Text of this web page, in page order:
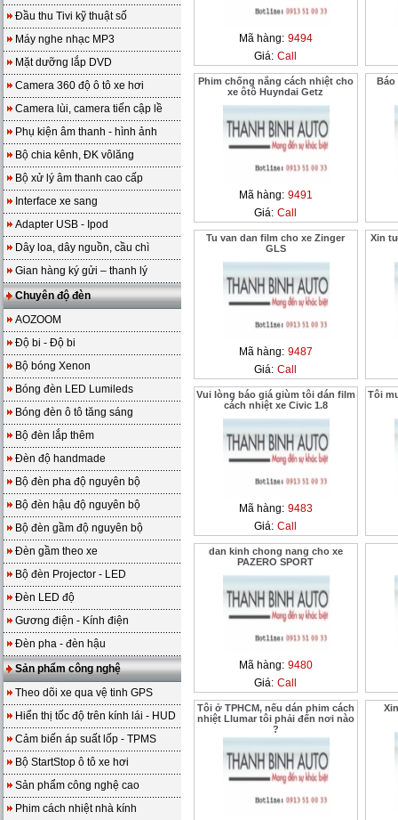
Đầu thu Tivi kỹ thuật số
Máy nghe nhạc MP3
Mặt dưỡng lắp DVD
Camera 360 độ ô tô xe hơi
Camera lùi, camera tiến cập lề
Phụ kiện âm thanh - hình ảnh
Bộ chia kênh, ĐK vôlăng
Bộ xử lý âm thanh cao cấp
Interface xe sang
Adapter USB - Ipod
Dây loa, dây nguồn, cầu chì
Gian hàng ký gửi – thanh lý
Chuyên độ đèn
AOZOOM
Độ bi - Độ bi
Bộ bóng Xenon
Bóng đèn LED Lumileds
Bóng đèn ô tô tăng sáng
Bộ đèn lắp thêm
Đèn độ handmade
Bộ đèn pha độ nguyên bộ
Bộ đèn hậu độ nguyên bộ
Bộ đèn gầm độ nguyên bộ
Đèn gầm theo xe
Bộ đèn Projector - LED
Đèn LED độ
Gương điện - Kính điện
Đèn pha - đèn hậu
Sản phẩm công nghệ
Theo dõi xe qua vệ tinh GPS
Hiển thị tốc độ trên kính lái - HUD
Cảm biến áp suất lốp - TPMS
Bộ StartStop ô tô xe hơi
Sản phẩm công nghệ cao
Phim cách nhiệt nhà kính
Mã hàng: 9494
Giá: Call
Phim chống nắng cách nhiệt cho
xe ôtô Huyndai Getz
Mã hàng: 9491
Giá: Call
Tu van dan film cho xe Zinger
GLS
Mã hàng: 9487
Giá: Call
Xin
Vui lòng báo giá giùm tôi dán film
cách nhiệt xe Civic 1.8
Mã hàng: 9483
Giá: Call
Tôi
dan kinh chong nang cho xe
PAZERO SPORT
Mã hàng: 9480
Giá: Call
Tôi ở TPHCM, nếu dán phim cách
nhiệt Llumar tôi phải đến nơi nào
?